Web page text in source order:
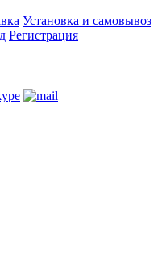
Установка и самовывоз
Регистрация